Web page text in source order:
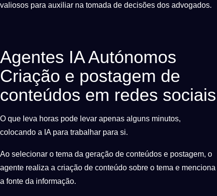
valiosos para auxiliar na tomada de decisões dos advogados.
Agentes IA Autónomos
Criação e postagem de
conteúdos em redes sociais
O que leva horas pode levar apenas alguns minutos,
colocando a IA para trabalhar para si.
Ao selecionar o tema da geração de conteúdos e postagem, o
agente realiza a criação de conteúdo sobre o tema e menciona
a fonte da informação.